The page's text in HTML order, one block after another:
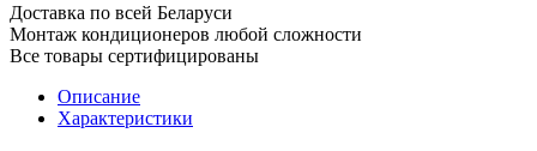
Доставка по всей Беларуси
Монтаж кондиционеров любой сложности
Все товары сертифицированы
Описание
Характеристики